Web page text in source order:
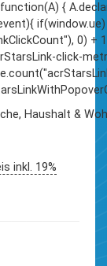
{
0) +
click-
Haushalt &
inkl. 19%